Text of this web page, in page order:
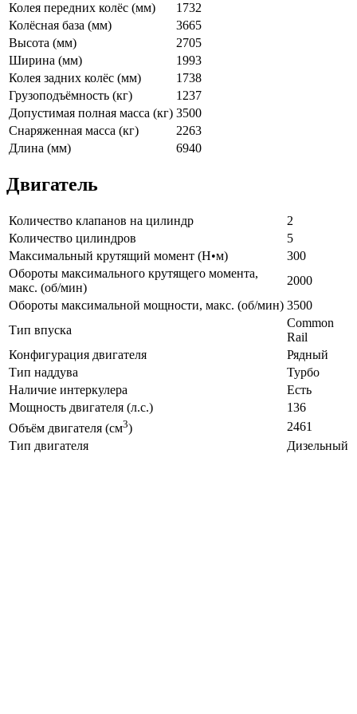
Колея передних колёс (мм)
1732
Колёсная база (мм)
3665
Высота (мм)
2705
Ширина (мм)
1993
Колея задних колёс (мм)
1738
Грузоподъёмность (кг)
1237
Допустимая полная масса (кг) 3500
Снаряженная масса (кг)
2263
Длина (мм)
6940
Двигатель
Количество клапанов на цилиндр
2
Количество цилиндров
5
Максимальный крутящий момент (Н•м)
300
Обороты максимального крутящего момента,
макс. (об/мин)
2000
Обороты максимальной мощности, макс. (об/мин) 3500
Тип впуска
Common
Rail
Конфигурация двигателя
Рядный
Тип наддува
Турбо
Наличие интеркулера
Есть
Мощность двигателя (л.с.)
136
Объём двигателя (см3)
2461
Тип двигателя
Дизельный